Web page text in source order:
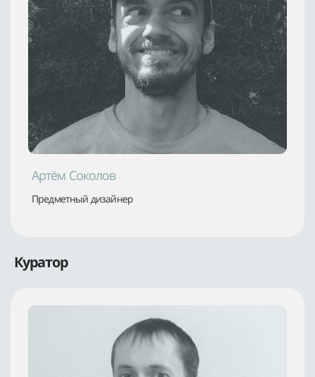
Артём Соколов
Предметный дизайнер
Куратор